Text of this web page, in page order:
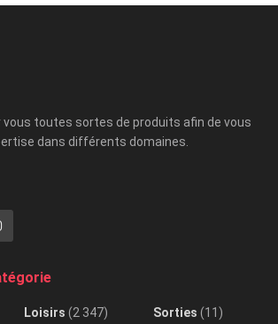
vous toutes sortes de produits afin de vous
dans différents domaines.
Loisirs (2 347) Sorties (11)